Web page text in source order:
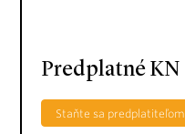
Predplatné KN
Staňte sa predplatiteľom